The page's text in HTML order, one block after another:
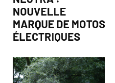
NOUVELLE
MARQUE DE MOTOS
ÉLECTRIQUES